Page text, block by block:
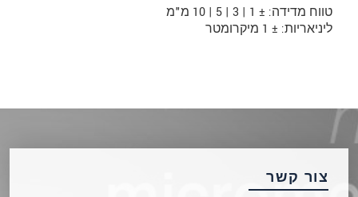
טווח מדידה: ± 1 | 3 | 5 | 10 מ"מ
ליניאריות: ± 1 מיקרומטר
צור קשר